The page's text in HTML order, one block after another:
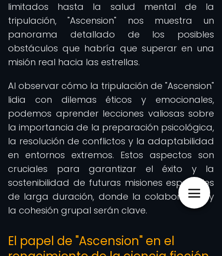
limitados hasta la salud mental de la
tripulación, "Ascension" nos muestra un
panorama detallado de los posibles
obstáculos que habría que superar en una
misión real hacia las estrellas.
Al observar cómo la tripulación de "Ascension"
lidia con dilemas éticos y emocionales,
podemos aprender lecciones valiosas sobre
la importancia de la preparación psicológica,
la resolución de conflictos y la adaptabilidad
en entornos extremos. Estos aspectos son
cruciales para garantizar el éxito y la
sostenibilidad de futuras misiones espaciales
de larga duración, donde la colaboración y
la cohesión grupal serán clave.
El papel de "Ascension" en el